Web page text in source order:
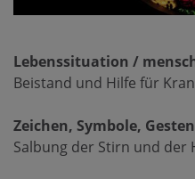
Lebenssituation /
Beistand und Hilfe für
Zeichen, Symbole,
Salbung der Stirn und der